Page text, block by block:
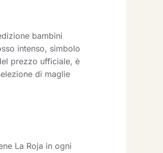
bambini
intenso, simbolo
prezzo ufficiale, è
di maglie
La Roja in ogni